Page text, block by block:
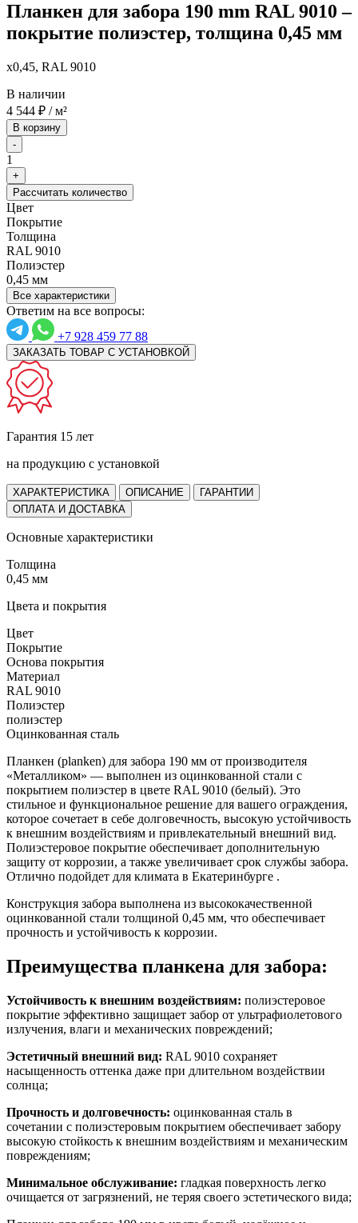
Планкен для забора 190 mm RAL 9010 –
покрытие полиэстер, толщина 0,45 мм
x0,45, RAL 9010
В наличии
4 544 ₽ / м²
В корзину
-
1
+
Рассчитать количество
Цвет
Покрытие
Толщина
RAL 9010
Полиэстер
0,45 мм
Все характеристики
Ответим на все вопросы:
+7 928 459 77 88
ЗАКАЗАТЬ ТОВАР С УСТАНОВКОЙ
Гарантия 15 лет
на продукцию с установкой
ХАРАКТЕРИСТИКА ОПИСАНИЕ
ГАРАНТИИ
ОПЛАТА И ДОСТАВКА
Основные характеристики
Толщина
0,45 мм
Цвета и покрытия
Цвет
Покрытие
Основа покрытия
Материал
RAL 9010
Полиэстер
полиэстер
Оцинкованная сталь
Планкен (planken) для забора 190 мм от производителя
«Металликом» — выполнен из оцинкованной стали с
покрытием полиэстер в цвете RAL 9010 (белый). Это
стильное и функциональное решение для вашего ограждения,
которое сочетает в себе долговечность, высокую устойчивость
к внешним воздействиям и привлекательный внешний вид.
Полиэстеровое покрытие обеспечивает дополнительную
защиту от коррозии, а также увеличивает срок службы забора.
Отлично подойдет для климата в Екатеринбурге .
Конструкция забора выполнена из высококачественной
оцинкованной стали толщиной 0,45 мм, что обеспечивает
прочность и устойчивость к коррозии.
Преимущества планкена для забора:
Устойчивость к внешним воздействиям: полиэстеровое
покрытие эффективно защищает забор от ультрафиолетового
излучения, влаги и механических повреждений;
Эстетичный внешний вид: RAL 9010 сохраняет
насыщенность оттенка даже при длительном воздействии
солнца;
Прочность и долговечность: оцинкованная сталь в
сочетании с полиэстеровым покрытием обеспечивает забору
высокую стойкость к внешним воздействиям и механическим
повреждениям;
Минимальное обслуживание: гладкая поверхность легко
очищается от загрязнений, не теряя своего эстетического вида;